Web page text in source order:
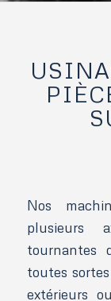
Nos
plusieurs
tournantes
toutes
extérieurs